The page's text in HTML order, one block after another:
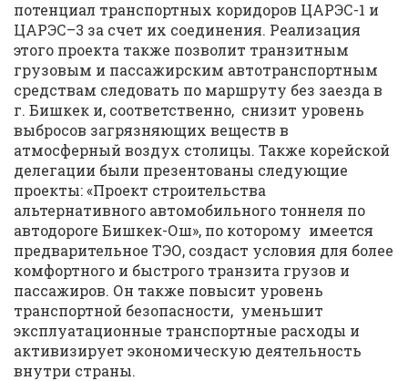
потенциал транспортных коридоров ЦАРЭС-1 и
ЦАРЭС–3 за счет их соединения. Реализация
этого проекта также позволит транзитным
грузовым и пассажирским автотранспортным
средствам следовать по маршруту без заезда в
г. Бишкек и, соответственно, снизит уровень
выбросов загрязняющих веществ в
атмосферный воздух столицы. Также корейской
делегации были презентованы следующие
проекты: «Проект строительства
альтернативного автомобильного тоннеля по
автодороге Бишкек-Ош», по которому имеется
предварительное ТЭО, создаст условия для более
комфортного и быстрого транзита грузов и
пассажиров. Он также повысит уровень
транспортной безопасности, уменьшит
эксплуатационные транспортные расходы и
активизирует экономическую деятельность
внутри страны.